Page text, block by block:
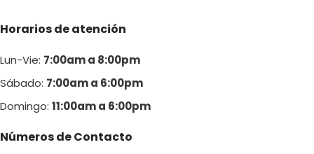
Horarios de atención
Lun-Vie: 7:00am a 8:00pm
Sábado: 7:00am a 6:00pm
Domingo: 11:00am a 6:00pm
Números de Contacto